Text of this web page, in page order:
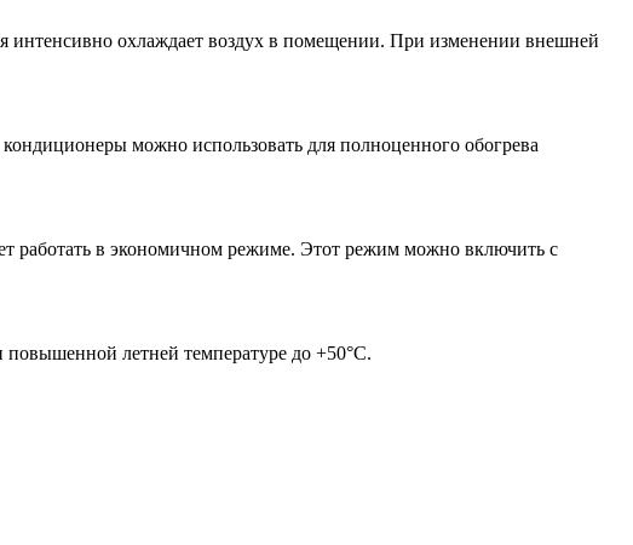
интенсивно охлаждает воздух в помещении. При изменении внешней
можно использовать для полноценного обогрева
работать в экономичном режиме. Этот режим можно включить с
летней температуре до +50°С.